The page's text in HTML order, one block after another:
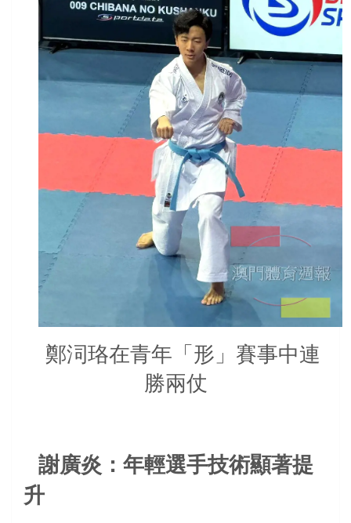
鄭泀珞在青年「形」賽事中連
勝兩仗
謝廣炎：年輕選手技術顯著提
升